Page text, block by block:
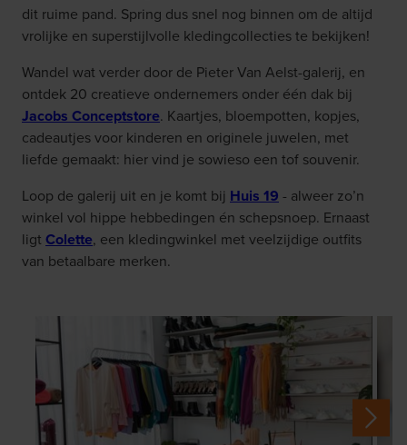
dit ruime pand. Spring dus snel nog binnen om de altijd
vrolijke en superstijlvolle kledingcollecties te bekijken!
Wandel wat verder door de Pieter Van Aelst-galerij, en
ontdek 20 creatieve ondernemers onder één dak bij
Jacobs Conceptstore. Kaartjes, bloempotten, kopjes,
cadeautjes voor kinderen en originele juwelen, met
liefde gemaakt: hier vind je sowieso een tof souvenir.
Loop de galerij uit en je komt bij Huis 19 - alweer zo’n
winkel vol hippe hebbedingen én schepsnoep. Ernaast
ligt Colette, een kledingwinkel met veelzijdige outfits
van betaalbare merken.